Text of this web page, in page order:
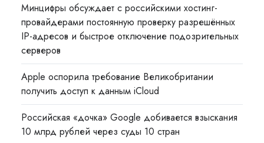
Минцифры обсуждает с российскими хостинг-
провайдерами постоянную проверку разрешённых
IP-адресов и быстрое отключение подозрительных
серверов
Apple оспорила требование Великобритании
получить доступ к данным iCloud
Российская «дочка» Google добивается взыскания
10 млрд рублей через суды 10 стран